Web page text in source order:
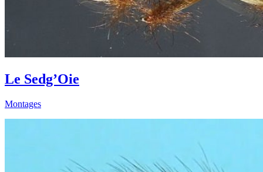
Le Sedg’Oie
Montages